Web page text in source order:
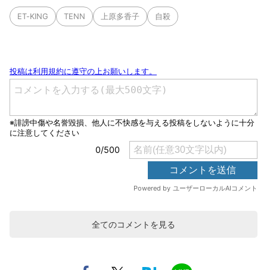
ET-KING TENN 上原多香子 自殺
全てのコメントを見る